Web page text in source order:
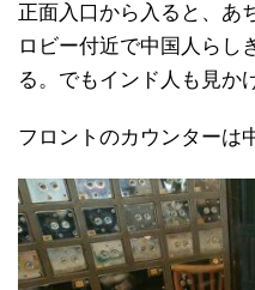
正面入口から入ると、あ
ロビー付近で中国人らし
る。でもインド人も見か
フロントのカウンターは